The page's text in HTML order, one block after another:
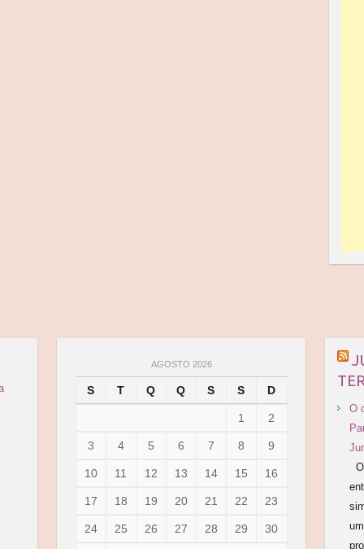
AGOSTO 2026
S T Q Q S S D
1 2
3 4 5 6 7 8 9
10 11 12 13 14 15 16
17 18 19 20 21 22 23
24 25 26 27 28 29 30
O